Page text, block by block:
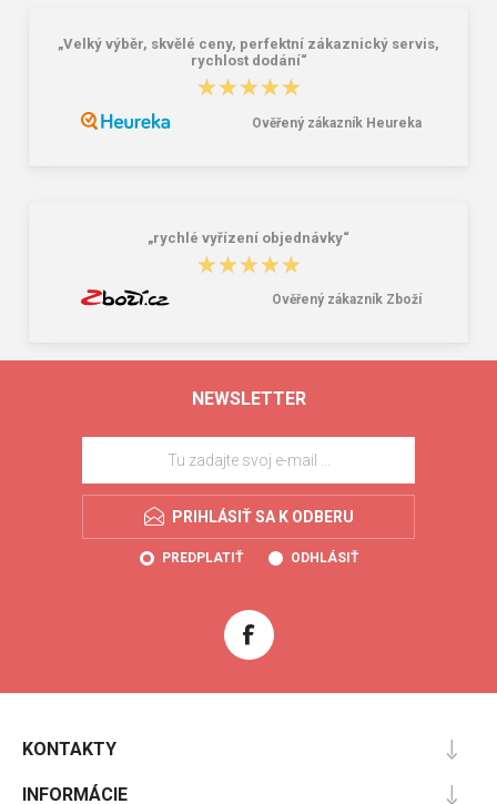
„Velký výběr, skvělé ceny, perfektní zákaznický servis,
rychlost dodání“
★★★★★
★★★★★
Ověřený zákazník Heureka
„rychlé vyřízení objednávky“
★★★★★
★★★★★
Ověřený zákazník Zboží
NEWSLETTER
PRIHLÁSIŤ SA K ODBERU
PREDPLATIŤ ODHLÁSIŤ
KONTAKTY
INFORMÁCIE